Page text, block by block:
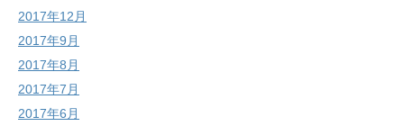
2017年12月
2017年9月
2017年8月
2017年7月
2017年6月